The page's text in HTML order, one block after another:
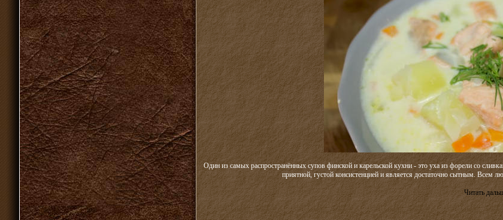
Один из самых распространённых супов финской и карельской кухни - это уха из форели со
приятной, густой консистенцией и является достаточно сытным. Всем
Читать